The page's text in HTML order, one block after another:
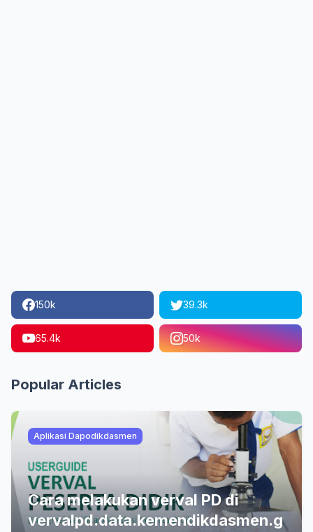
150k 39.3k
65.4k 50k
Popular Articles
Aplikasi Dapodikdasmen
Cara melakukan verval PD di
vervalpd.data.kemendikdasmen.g